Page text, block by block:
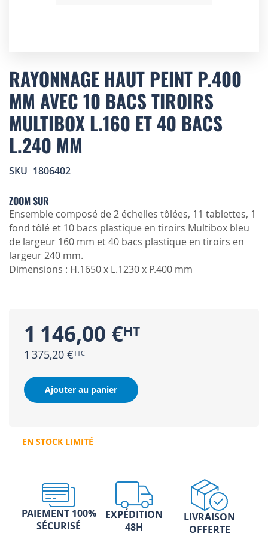
to
the
beginning
of
the
images
gallery
RAYONNAGE HAUT PEINT P.400
MM AVEC 10 BACS TIROIRS
MULTIBOX L.160 ET 40 BACS
L.240 MM
SKU 1806402
ZOOM SUR
Ensemble composé de 2 échelles tôlées, 11 tablettes, 1
fond tôlé et 10 bacs plastique en tiroirs Multibox bleu
de largeur 160 mm et 40 bacs plastique en tiroirs en
largeur 240 mm.
Dimensions : H.1650 x L.1230 x P.400 mm
1 146,00 €
1 375,20 €
Ajouter au panier
EN STOCK LIMITÉ
PAIEMENT 100%
SÉCURISÉ
EXPÉDITION
48H
LIVRAISON
OFFERTE